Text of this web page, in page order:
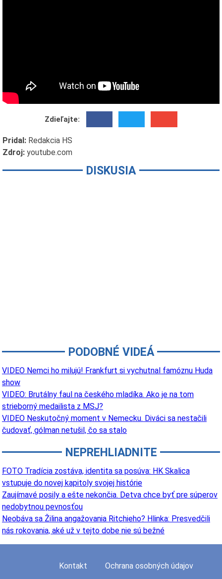
Zdieľajte:
Pridal: Redakcia HS
Zdroj: youtube.com
DISKUSIA
PODOBNÉ VIDEÁ
VIDEO Nemci ho milujú! Frankfurt si vychutnal famóznu Huda
show
VIDEO: Brutálny faul na českého mladíka. Ako je na tom
strieborný medailista z MSJ?
VIDEO Neskutočný moment v Nemecku. Diváci sa nestačili
čudovať, gólman netušil, čo sa stalo
NEPREHLIADNITE
FOTO Tradícia zostáva, identita sa posúva: HK Skalica
vstupuje do novej kapitoly svojej histórie
Zaujímavé posily a ešte nekončia. Detva chce byť pre súperov
nedobytnou pevnosťou
Neobáva sa Žilina angažovania Ritchieho? Hlinka: Presvedčili
nás rokovania, aké už v tejto dobe nie sú bežné
Kontakt Ochrana osobných údajov